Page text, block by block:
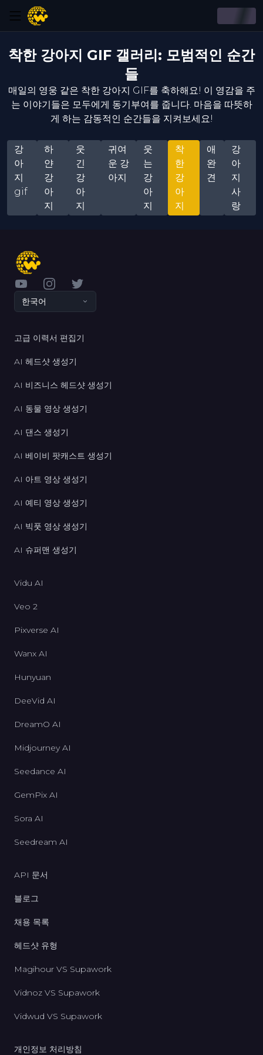
착한 강아지 GIF 갤러리: 모범적인 순간
들
매일의 영웅 같은 착한 강아지 GIF를 축하해요! 이 영감을 주
는 이야기들은 모두에게 동기부여를 줍니다. 마음을 따뜻하
게 하는 감동적인 순간들을 지켜보세요!
강
아
지
gif
하
얀
강
아
지
웃
긴
강
아
지
귀여
운 강
아지
웃
는
강
아
지
착
한
강
아
지
애
완
견
강
아
지
사
랑
YouTubeInstagram
Twitter
한국어
고급 이력서 편집기
AI 헤드샷 생성기
AI 비즈니스 헤드샷 생성기
AI 동물 영상 생성기
AI 댄스 생성기
AI 베이비 팟캐스트 생성기
AI 아트 영상 생성기
AI 예티 영상 생성기
AI 빅풋 영상 생성기
AI 슈퍼맨 생성기
Vidu AI
Veo 2
Pixverse AI
Wanx AI
Hunyuan
DeeVid AI
DreamO AI
Midjourney AI
Seedance AI
GemPix AI
Sora AI
Seedream AI
API 문서
블로그
채용 목록
헤드샷 유형
Magihour VS Supawork
Vidnoz VS Supawork
Vidwud VS Supawork
개인정보 처리방침